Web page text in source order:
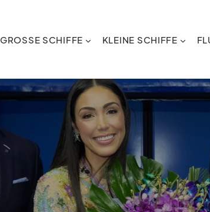
GROSSE SCHIFFE KLEINE SCHIFFE